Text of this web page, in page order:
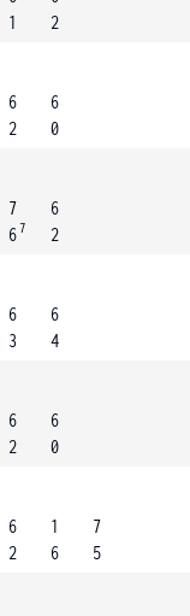
1
2
6
2
6
0
7
67
6
2
6
3
6
4
6
2
6
0
6
2
1
6
7
5